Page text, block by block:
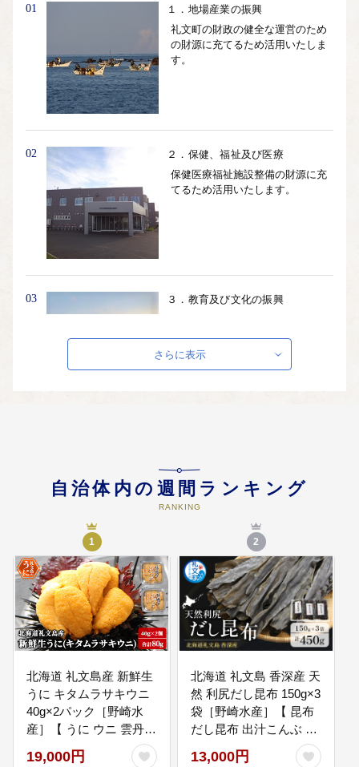
01
１．地場産業の振興
礼文町の財政の健全な運営のため
の財源に充てるため活用いたしま
す。
02
２．保健、福祉及び医療
保健医療福祉施設整備の財源に充
てるため活用いたします。
03
３．教育及び文化の振興
め活用いたします。
事業のために活用いたします。
05
５．自然保護、環境保全
自然公園の補修や高山植物の保
護、活動する団体の支援のための
財源に充てるため活用いたしま
06
６．北のカナリアパーク整備
北のカナリアパーク整備等のため
さらに表示
自治体内の週間ランキング
RANKING
1
北海道 礼文島産 新鮮生
うに キタムラサキウニ
40g×2パック［野崎水
産］【 うに ウニ 雲丹
生うに ムラサキウニ 素
19,000円
2
北海道 礼文島 香深産 天
然 利尻だし昆布 150g×3
袋［野崎水産］【 昆布
だし昆布 出汁こんぶ 天
然 利尻昆布 香深産 海藻
13,000円